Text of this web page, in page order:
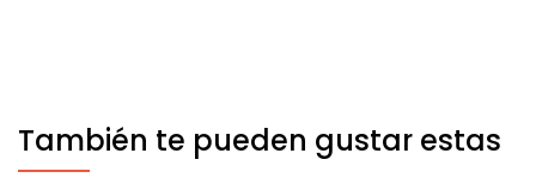
También te pueden gustar estas